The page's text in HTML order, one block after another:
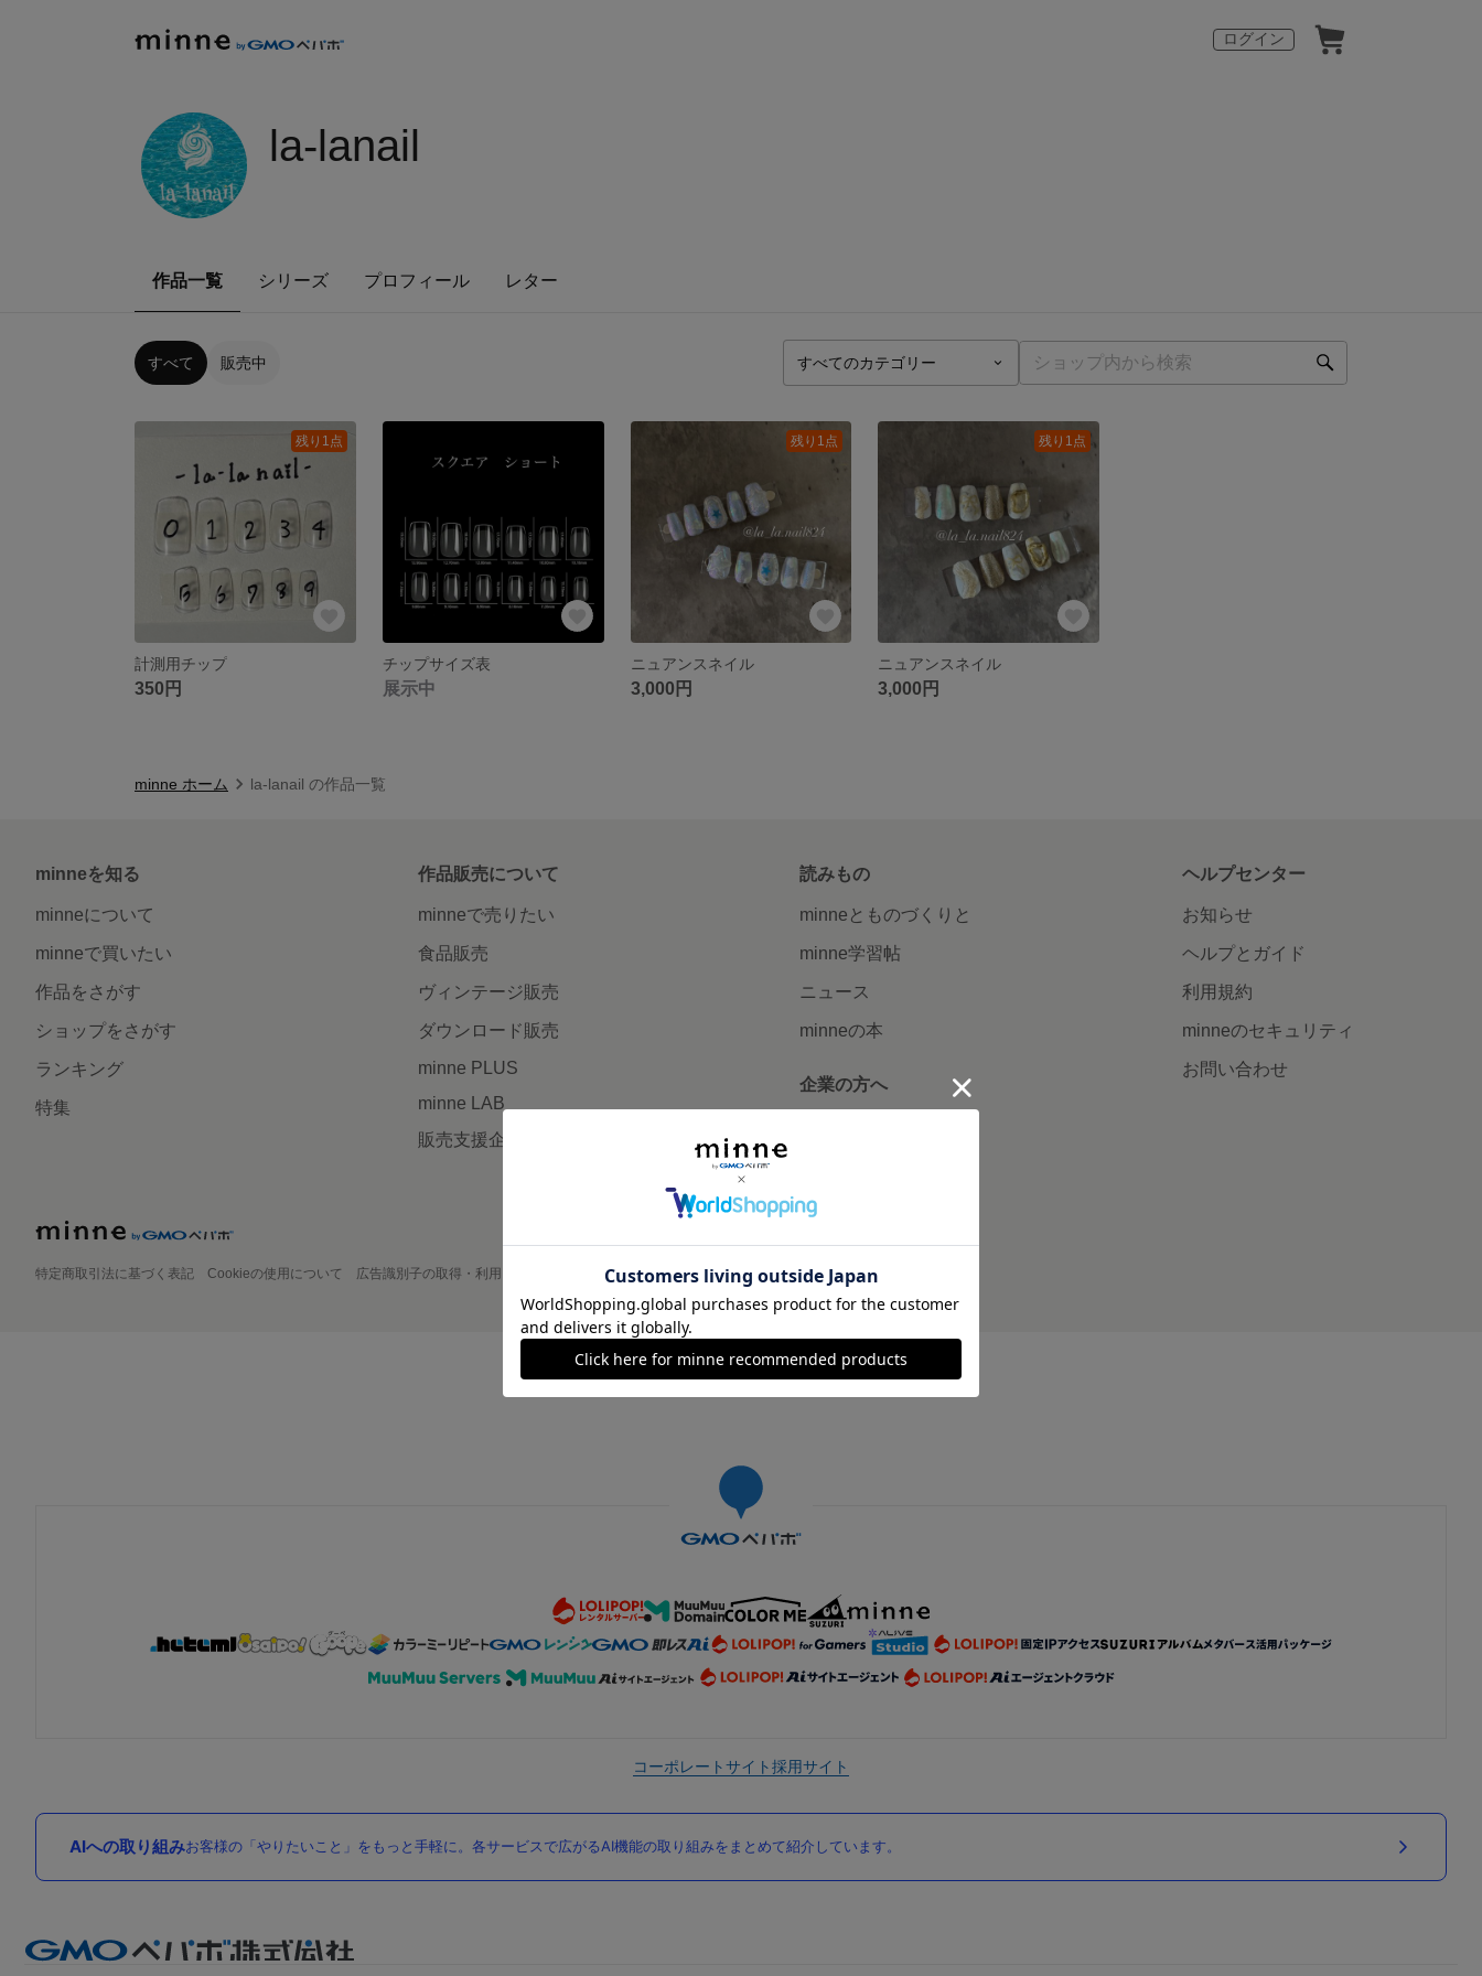
ログイン
la-lanail
作品一覧 シリーズ プロフィール レター
すべて 販売中
残り1点
計測用チップ
350円
チップサイズ表
展示中
残り1点
ニュアンスネイル
3,000円
残り1点
ニュアンスネイル
3,000円
minne ホーム la-lanail の作品一覧
minneを知る
minneについて
minneで買いたい
作品をさがす
ショップをさがす
ランキング
特集
作品販売について
minneで売りたい
食品販売
ヴィンテージ販売
ダウンロード販売
minne PLUS
minne LAB
販売支援企画・イベント
読みもの
minneとものづくりと
minne学習帖
ニュース
minneの本
企業の方へ
ヘルプセンター
お知らせ
ヘルプとガイド
利用規約
minneのセキュリティ
お問い合わせ
特定商取引法に基づく表記 Cookieの使用について 広告識別子の取得・利用 プライバシーポリシー 会社概要 採用情報 メディアキット
©GMO Pepabo, Inc. All rights reserved.
コーポレートサイト採用サイト
AIへの取り組みお客様の「やりたいこと」をもっと手軽に。各サービスで広がるAI機能の取り組みをまとめて紹介しています。